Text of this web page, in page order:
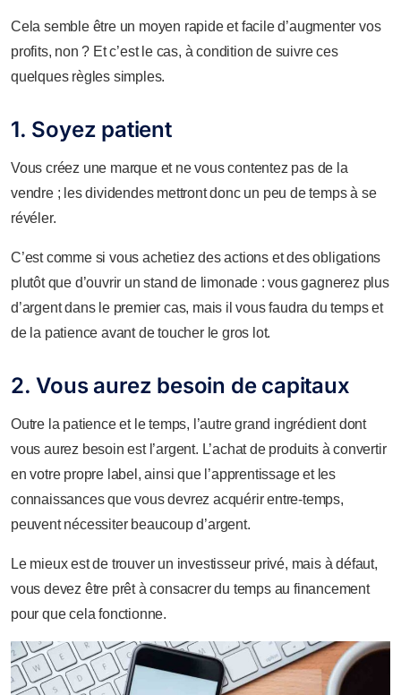
Cela semble être un moyen rapide et facile d’augmenter vos
profits, non ? Et c’est le cas, à condition de suivre ces
quelques règles simples.
1. Soyez patient
Vous créez une marque et ne vous contentez pas de la
vendre ; les dividendes mettront donc un peu de temps à se
révéler.
C’est comme si vous achetiez des actions et des obligations
plutôt que d’ouvrir un stand de limonade : vous gagnerez plus
d’argent dans le premier cas, mais il vous faudra du temps et
de la patience avant de toucher le gros lot.
2. Vous aurez besoin de capitaux
Outre la patience et le temps, l’autre grand ingrédient dont
vous aurez besoin est l’argent. L’achat de produits à convertir
en votre propre label, ainsi que l’apprentissage et les
connaissances que vous devrez acquérir entre-temps,
peuvent nécessiter beaucoup d’argent.
Le mieux est de trouver un investisseur privé, mais à défaut,
vous devez être prêt à consacrer du temps au financement
pour que cela fonctionne.